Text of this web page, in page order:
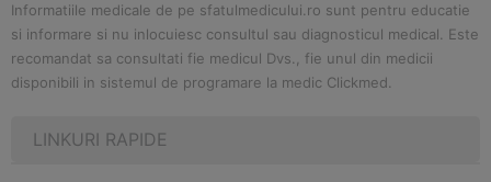
Informatiile medicale de pe sfatulmedicului.ro sunt pentru educatie
si informare si nu inlocuiesc consultul sau diagnosticul medical. Este
recomandat sa consultati fie medicul Dvs., fie unul din medicii
disponibili in sistemul de programare la medic Clickmed.
LINKURI RAPIDE